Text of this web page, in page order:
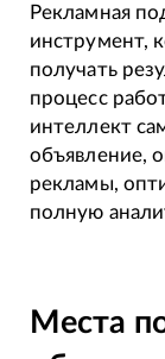
Рекламная
инструмент,
получать
процесс
интеллект
объявление,
рекламы,
полную
Места